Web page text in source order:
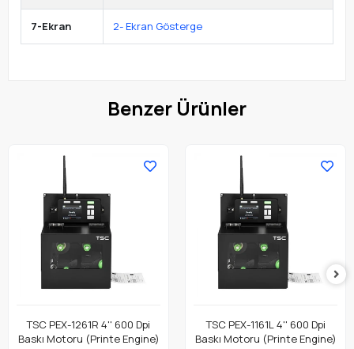
7-Ekran 2- Ekran Gösterge
Benzer Ürünler
TSC PEX-1261R 4'' 600 Dpi
Baskı Motoru (Printe Engine)
TSC PEX-1161L 4'' 600 Dpi
Baskı Motoru (Printe Engine)